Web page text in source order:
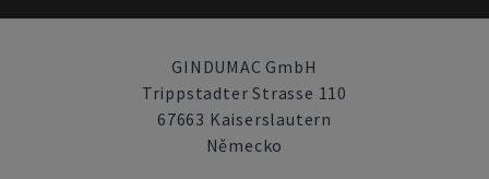
GINDUMAC GmbH
Trippstadter Strasse 110
67663 Kaiserslautern
Německo